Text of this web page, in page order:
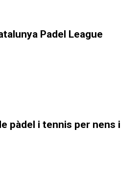
Padel League
pàdel i tennis per nens i